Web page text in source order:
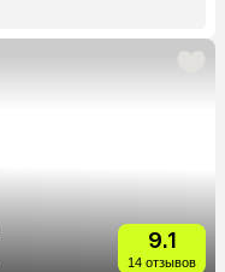
9.1
14 отзывов